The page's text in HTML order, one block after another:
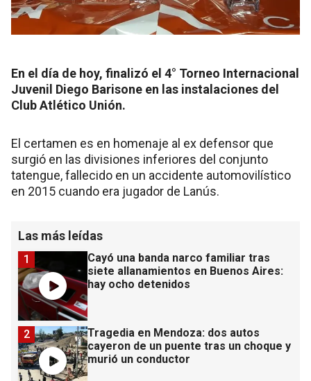
En el día de hoy, finalizó el 4° Torneo Internacional
Juvenil Diego Barisone en las instalaciones del
Club Atlético Unión.
El certamen es en homenaje al ex defensor que
surgió en las divisiones inferiores del conjunto
tatengue, fallecido en un accidente automovilístico
en 2015 cuando era jugador de Lanús.
Las más leídas
Cayó una banda narco familiar tras
siete allanamientos en Buenos Aires:
hay ocho detenidos
1
Tragedia en Mendoza: dos autos
cayeron de un puente tras un choque y
murió un conductor
2